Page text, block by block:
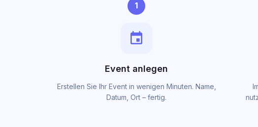
1
event
Event anlegen
Erstellen Sie Ihr Event in wenigen Minuten. Name,
Datum, Ort – fertig.